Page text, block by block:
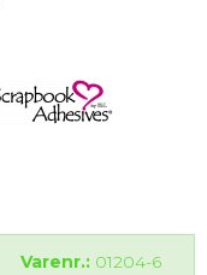
Varenr.: 01204-6